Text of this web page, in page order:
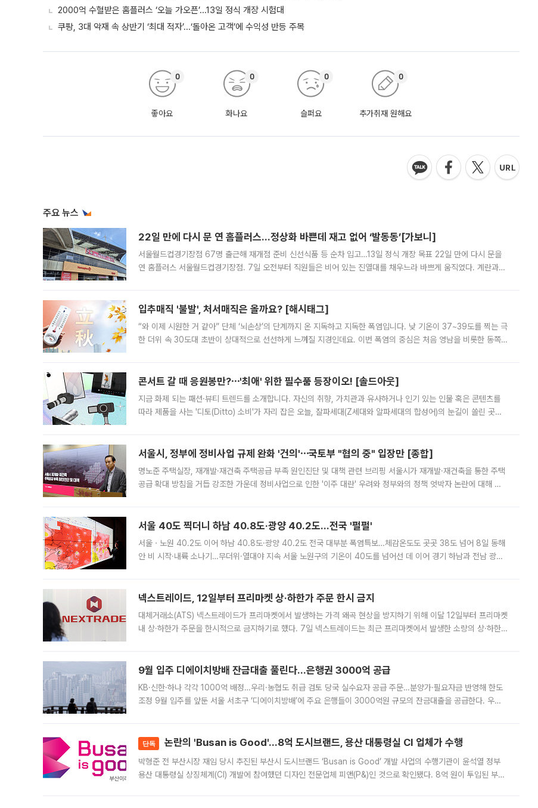
2000억 수혈받은 홈플러스 ‘오늘 가오픈’...13일 정식 개장 시험대
쿠팡, 3대 악재 속 상반기 ‘최대 적자’...‘돌아온 고객’에 수익성 반등 주목
좋아요
0
화나요
0
슬퍼요
0
추가취재 원해요
0
주요 뉴스
22일 만에 다시 문 연 홈플러스…정상화 바쁜데 재고 없어 ‘발동동’[가보니]
서울월드컵경기장점 67명 출근해 재개점 준비 신선식품 등 순차 입고…13일 정식 개장 목표 22일 만에 다시 문을
연 홈플러스 서울월드컵경기장점. 7일 오전부터 직원들은 비어 있는 진열대를 채우느라 바쁘게 움직였다. 계란과
입추매직 '불발', 처서매직은 올까요? [해시태그]
“와 이제 시원한 거 같아” 단체 ‘뇌손상’의 단계까지 온 지독하고 지독한 폭염입니다. 낮 기온이 37~39도를 찍는 극
한 더위 속 30도대 초반이 상대적으로 선선하게 느껴질 지경인데요. 이번 폭염의 중심은 처음 영남을 비롯한 동쪽
콘서트 갈 때 응원봉만?⋯'최애' 위한 필수품 등장이오! [솔드아웃]
지금 화제 되는 패션·뷰티 트렌드를 소개합니다. 자신의 취향, 가치관과 유사하거나 인기 있는 인물 혹은 콘텐츠를
따라 제품을 사는 '디토(Ditto) 소비'가 자리 잡은 오늘, 잘파세대(Z세대와 알파세대의 합성어)의 눈길이 쏠린 곳은
서울시, 정부에 정비사업 규제 완화 '건의'⋯국토부 "협의 중" 입장만 [종합]
명노준 주택실장, 재개발·재건축 주택공급 부족 원인진단 및 대책 관련 브리핑 서울시가 재개발·재건축을 통한 주택
공급 확대 방침을 거듭 강조한 가운데 정비사업으로 인한 '이주 대란' 우려와 정부와의 정책 엇박자 논란에 대해 정
서울 40도 찍더니 하남 40.8도·광양 40.2도…전국 '펄펄'
서울ㆍ노원 40.2도 이어 하남 40.8도·광양 40.2도 전국 대부분 폭염특보…체감온도도 곳곳 38도 넘어 8일 동해
안 비 시작·내륙 소나기…무더위·열대야 지속 서울 노원구의 기온이 40도를 넘어선 데 이어 경기 하남과 전남 광양
넥스트레이드, 12일부터 프리마켓 상·하한가 주문 한시 금지
대체거래소(ATS) 넥스트레이드가 프리마켓에서 발생하는 가격 왜곡 현상을 방지하기 위해 이달 12일부터 프리마켓
내 상·하한가 주문을 한시적으로 금지하기로 했다. 7일 넥스트레이드는 최근 프리마켓에서 발생한 소량의 상·하한
9월 입주 디에이치방배 잔금대출 풀린다…은행권 3000억 공급
KB·신한·하나 각각 1000억 배정…우리·농협도 취급 검토 당국 실수요자 공급 주문…분양가·필요자금 반영해 한도
조정 9월 입주를 앞둔 서울 서초구 ‘디에이치방배’에 주요 은행들이 3000억원 규모의 잔금대출을 공급한다. 우리
단독 논란의 'Busan is Good'…8억 도시브랜드, 용산 대통령실 CI 업체가 수행
박형준 전 부산시장 재임 당시 추진된 부산시 도시브랜드 ‘Busan is Good’ 개발 사업의 수행기관이 윤석열 정부
용산 대통령실 상징체계(CI) 개발에 참여했던 디자인 전문업체 피앤(P&)인 것으로 확인됐다. 8억 원이 투입된 부산